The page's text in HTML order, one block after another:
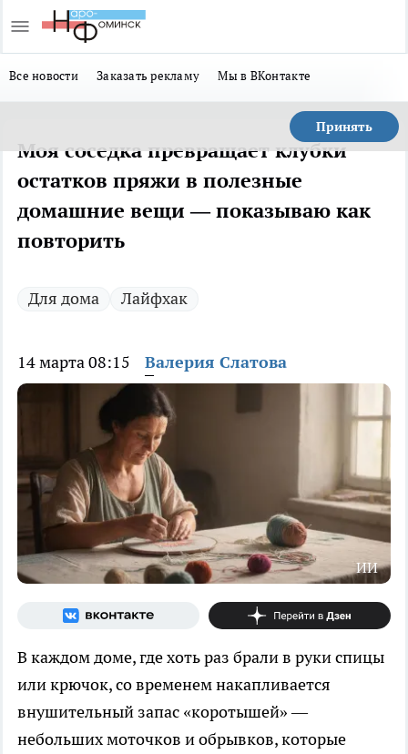
Все новости Заказать рекламу Мы в ВКонтакте
Принять
Моя соседка превращает клубки
остатков пряжи в полезные
домашние вещи — показываю как
повторить
Для дома Лайфхак
14 марта 08:15 Валерия Слатова
ИИ
В каждом доме, где хоть раз брали в руки спицы
или крючок, со временем накапливается
внушительный запас «коротышей» —
небольших моточков и обрывков, которые